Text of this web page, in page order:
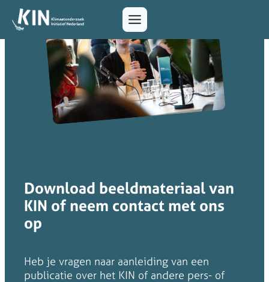
Download beeldmateriaal van
KIN of neem contact met ons
op
Heb je vragen naar aanleiding van een
publicatie over het KIN of andere pers- of